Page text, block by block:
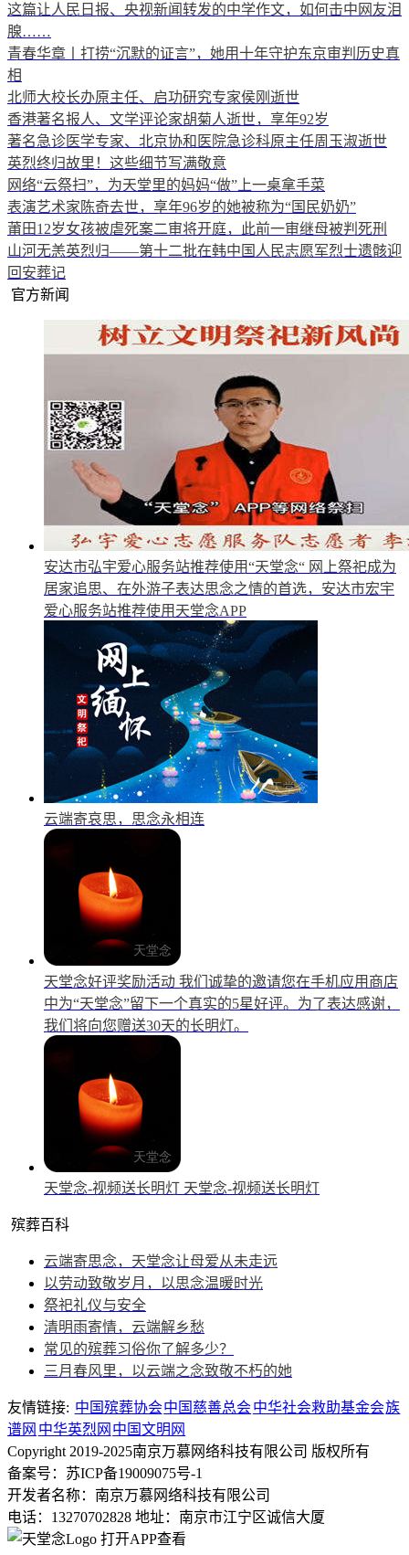
这篇让人民日报、央视新闻转发的中学作文，如何击中网友泪
腺……
青春华章丨打捞“沉默的证言”，她用十年守护东京审判历史真
相
北师大校长办原主任、启功研究专家侯刚逝世
香港著名报人、文学评论家胡菊人逝世，享年92岁
著名急诊医学专家、北京协和医院急诊科原主任周玉淑逝世
英烈终归故里！这些细节写满敬意
网络“云祭扫”，为天堂里的妈妈“做”上一桌拿手菜
表演艺术家陈奇去世，享年96岁的她被称为“国民奶奶”
莆田12岁女孩被虐死案二审将开庭，此前一审继母被判死刑
山河无恙英烈归——第十二批在韩中国人民志愿军烈士遗骸迎
回安葬记
官方新闻
安达市弘宇爱心服务站推荐使用“天堂念“ 网上祭祀成为
居家追思、在外游子表达思念之情的首选，安达市宏宇
爱心服务站推荐使用天堂念APP
云端寄哀思，思念永相连
天堂念好评奖励活动 我们诚挚的邀请您在手机应用商店
中为“天堂念”留下一个真实的5星好评。为了表达感谢，
我们将向您赠送30天的长明灯。
天堂念-视频送长明灯 天堂念-视频送长明灯
殡葬百科
云端寄思念，天堂念让母爱从未走远
以劳动致敬岁月，以思念温暖时光
祭祀礼仪与安全
清明雨寄情，云端解乡愁
常见的殡葬习俗你了解多少？
三月春风里，以云端之念致敬不朽的她
友情链接: 中国殡葬协会中国慈善总会中华社会救助基金会族
谱网 中华英烈网 中国文明网
Copyright 2019-2025南京万慕网络科技有限公司 版权所有
备案号：苏ICP备19009075号-1
开发者名称：南京万慕网络科技有限公司
电话：13270702828 地址：南京市江宁区诚信大厦
打开APP查看